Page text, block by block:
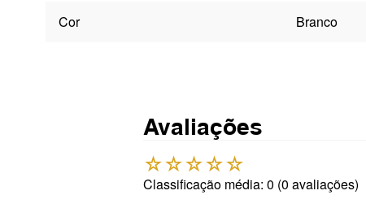
Cor Branco
Avaliações
☆☆☆☆☆
Classificação média: 0 (0 avaliações)